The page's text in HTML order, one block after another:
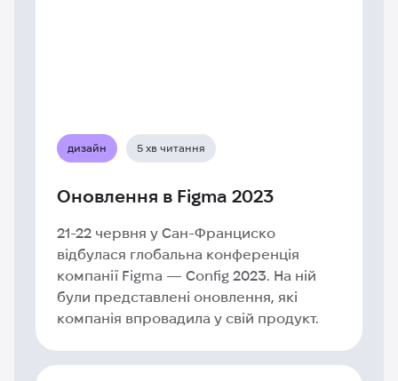
дизайн 5 хв читання
Оновлення в Figma 2023
21-22 червня у Сан-Франциско
відбулася глобальна конференція
компанії Figma — Config 2023. На ній
були представлені оновлення, які
компанія впровадила у свій продукт.